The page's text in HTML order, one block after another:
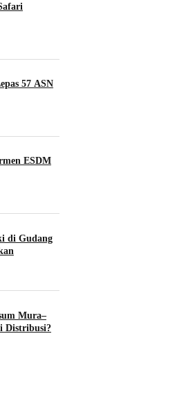
57 ASN
ESDM
di Gudang
Mura–
Distribusi?